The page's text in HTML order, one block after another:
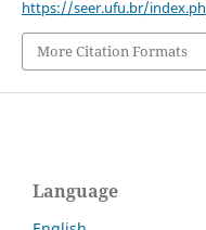
https://seer.ufu.br/
More Citation Formats
Language